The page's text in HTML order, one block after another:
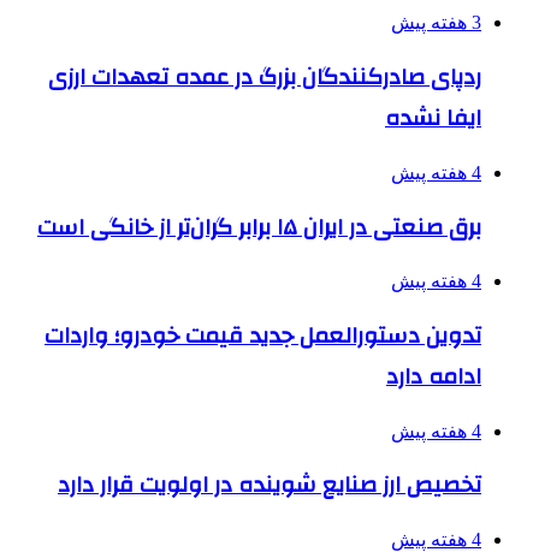
3 هفته پیش
ردپای صادرکنندگان بزرگ در عمده تعهدات ارزی
ایفا نشده
4 هفته پیش
برق صنعتی در ایران ۱۵ برابر گران‌تر از خانگی است
4 هفته پیش
تدوین دستورالعمل جدید قیمت خودرو؛ واردات
ادامه دارد
4 هفته پیش
تخصیص ارز صنایع شوینده در اولویت قرار دارد
4 هفته پیش